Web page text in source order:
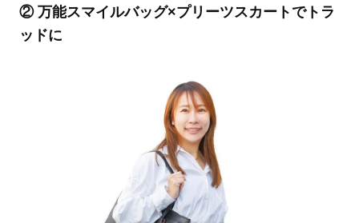
② 万能スマイルバッグ×プリーツスカートでトラ
ッドに